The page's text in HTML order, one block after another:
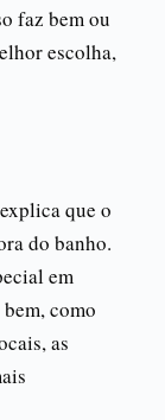
faz bem ou
escolha,
que o
do banho.
em
como
as